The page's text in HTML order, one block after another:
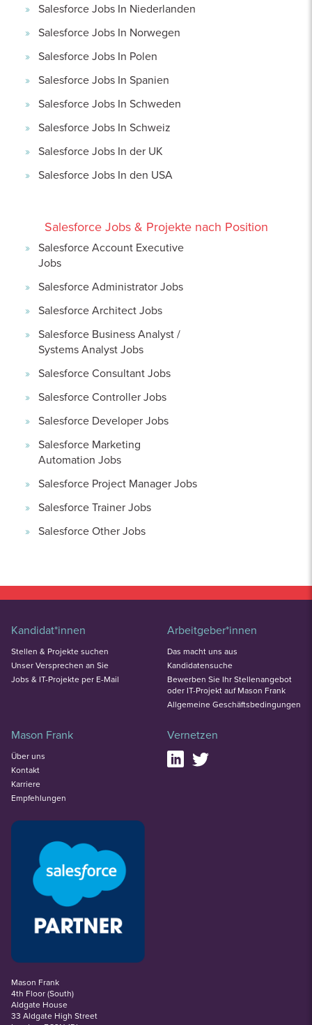
Salesforce Jobs In Niederlanden
Salesforce Jobs In Norwegen
Salesforce Jobs In Polen
Salesforce Jobs In Spanien
Salesforce Jobs In Schweden
Salesforce Jobs In Schweiz
Salesforce Jobs In der UK
Salesforce Jobs In den USA
Salesforce Jobs & Projekte nach Position
Salesforce Account Executive
Jobs
Salesforce Administrator Jobs
Salesforce Architect Jobs
Salesforce Business Analyst /
Systems Analyst Jobs
Salesforce Consultant Jobs
Salesforce Controller Jobs
Salesforce Developer Jobs
Salesforce Marketing
Automation Jobs
Salesforce Project Manager Jobs
Salesforce Trainer Jobs
Salesforce Other Jobs
Mason Frank
4th Floor (South)
Aldgate House
33 Aldgate High Street
Kandidat*innen
Stellen & Projekte suchen
Unser Versprechen an Sie
Jobs & IT-Projekte per E-Mail
Arbeitgeber*innen
Das macht uns aus
Kandidatensuche
Bewerben Sie Ihr Stellenangebot
oder IT-Projekt auf Mason Frank
Allgemeine Geschäftsbedingungen
Mason Frank
Über uns
Kontakt
Karriere
Empfehlungen
Vernetzen